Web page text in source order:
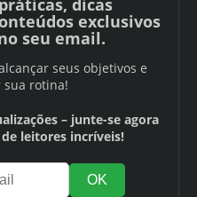
exclusivos
seu email.
seus objetivos e
rotina!
– junte-se agora
leitores incríveis!